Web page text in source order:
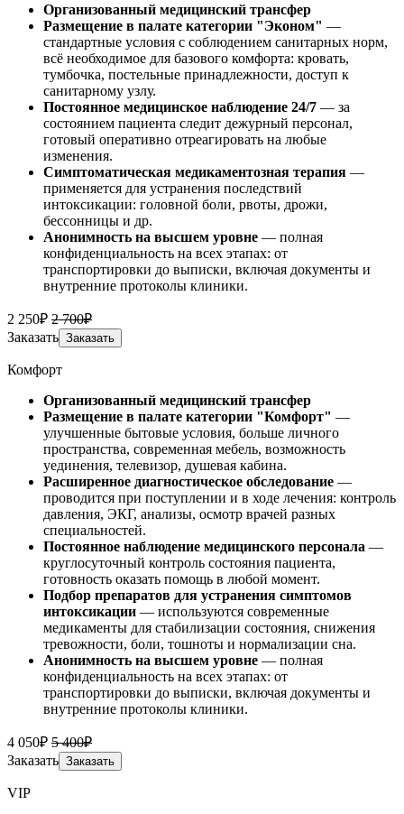
Организованный медицинский трансфер
Размещение в палате категории "Эконом" —
стандартные условия с соблюдением санитарных норм,
всё необходимое для базового комфорта: кровать,
тумбочка, постельные принадлежности, доступ к
санитарному узлу.
Постоянное медицинское наблюдение 24/7 — за
состоянием пациента следит дежурный персонал,
готовый оперативно отреагировать на любые
изменения.
Симптоматическая медикаментозная терапия —
применяется для устранения последствий
интоксикации: головной боли, рвоты, дрожи,
бессонницы и др.
Анонимность на высшем уровне — полная
конфиденциальность на всех этапах: от
транспортировки до выписки, включая документы и
внутренние протоколы клиники.
2 250₽ 2 700₽
Заказать Заказать
Комфорт
Организованный медицинский трансфер
Размещение в палате категории "Комфорт" —
улучшенные бытовые условия, больше личного
пространства, современная мебель, возможность
уединения, телевизор, душевая кабина.
Расширенное диагностическое обследование —
проводится при поступлении и в ходе лечения: контроль
давления, ЭКГ, анализы, осмотр врачей разных
специальностей.
Постоянное наблюдение медицинского персонала —
круглосуточный контроль состояния пациента,
готовность оказать помощь в любой момент.
Подбор препаратов для устранения симптомов
интоксикации — используются современные
медикаменты для стабилизации состояния, снижения
тревожности, боли, тошноты и нормализации сна.
Анонимность на высшем уровне — полная
конфиденциальность на всех этапах: от
транспортировки до выписки, включая документы и
внутренние протоколы клиники.
4 050₽ 5 400₽
Заказать Заказать
VIP